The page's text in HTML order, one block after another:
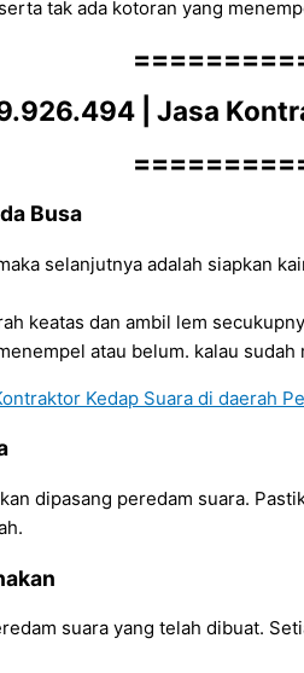
tak ada kotoran yang
| Jasa
Busa
selanjutnya adalah siapkan
keatas dan ambil lem
atau belum. kalau
dipasang peredam suara.
suara yang telah dibuat.